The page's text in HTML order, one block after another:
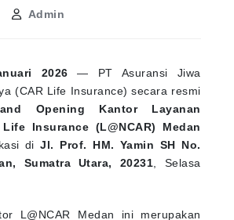
Admin
2026 — PT Asuransi Jiwa
(CAR Life Insurance) secara resmi
Opening Kantor Layanan
Insurance (L@NCAR) Medan
di
Jl. Prof. HM. Yamin SH No.
Sumatra Utara, 20231
, Selasa
L@NCAR Medan ini merupakan